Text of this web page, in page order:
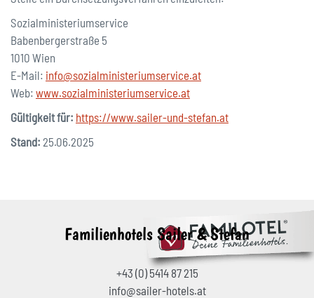
Sozialministeriumservice
Babenbergerstraße 5
1010 Wien
E-Mail: info@sozialministeriumservice.at
Web: www.sozialministeriumservice.at
Gültigkeit für: https://www.sailer-und-stefan.at
Stand: 25.06.2025
Familienhotels Sailer & Stefan
+43 (0) 5414 87 215
info@sailer-hotels.at